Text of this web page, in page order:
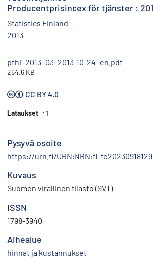
Producentprisindex för tjänster :
Statistics Finland
2013
pthi_2013_03_2013-10-24_en.pdf
264.6 KB
CC BY 4.0
Lataukset 41
Pysyvä osoite
https://urn.fi/URN:NBN:fi-
Kuvaus
Suomen virallinen tilasto (SVT)
ISSN
1798-3940
Aihealue
hinnat ja kustannukset